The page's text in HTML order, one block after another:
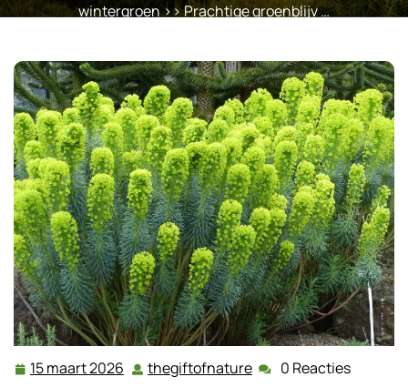
wintergroen>> Prachtige groenblijv …
15 maart 2026 15 thegiftofnature thegiftofnature
0 Reacties